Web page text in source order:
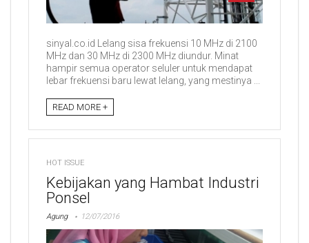
sinyal.co.id Lelang sisa frekuensi 10 MHz di 2100
MHz dan 30 MHz di 2300 MHz diundur. Minat
hampir semua operator seluler untuk mendapat
lebar frekuensi baru lewat lelang, yang mestinya ...
READ MORE +
HOT ISSUE
Kebijakan yang Hambat Industri
Ponsel
Agung 12/07/2016